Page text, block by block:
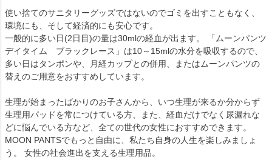
使い捨てのサニタリーグッズではないのでゴミを出すこともなく、
環境にも、そして経済的にも安心です。
一般的に多い日(2日目)の量は30mlの経血が出ます。 「ムーンパンツ
デイタイム ブラックレース」は10～15mlの水分を吸収するので、
多い日はタンポンや、月経カップとの併用、またはムーンパンツの
替えのご用意をおすすめしています。
生理が始まったばかりのお子さんから、いつ生理が来るか分からず
生理用パッドを常につけている方、また、経血だけでなく尿漏れな
どに悩んでいる方など、全ての世代の女性におすすめできます。
MOON PANTSでもっと自由に、私たち自身の人生を楽しみましょ
う。 女性の社会進出を支える生理用品。